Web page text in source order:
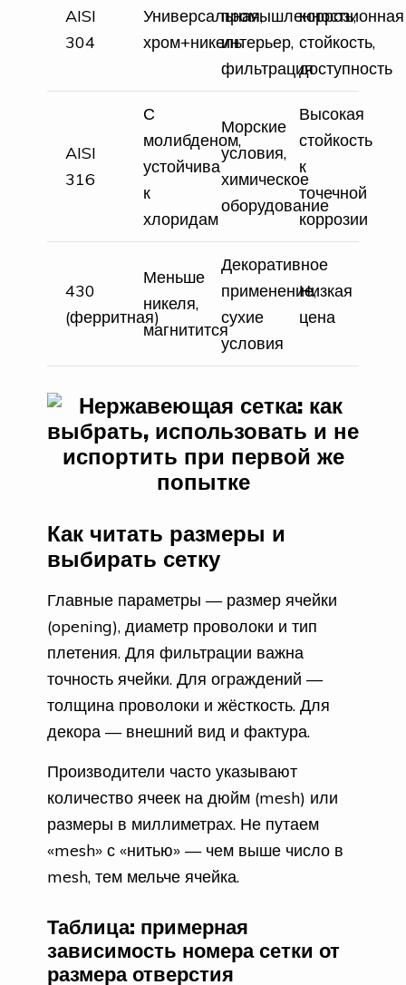
AISI
304
Универсальная,
хром+никель
промышленность,
интерьер,
фильтрация
коррозионная
стойкость,
доступность
AISI
316
С
молибденом,
устойчива
к
хлоридам
Морские
условия,
химическое
оборудование
Высокая
стойкость
к
точечной
коррозии
430
(ферритная)
Меньше
никеля,
магнитится
Декоративное
применение,
сухие
условия
Низкая
цена
Как читать размеры и
выбирать сетку
Главные параметры — размер ячейки
(opening), диаметр проволоки и тип
плетения. Для фильтрации важна
точность ячейки. Для ограждений —
толщина проволоки и жёсткость. Для
декора — внешний вид и фактура.
Производители часто указывают
количество ячеек на дюйм (mesh) или
размеры в миллиметрах. Не путаем
«mesh» с «нитью» — чем выше число в
mesh, тем мельче ячейка.
Таблица: примерная
зависимость номера сетки от
размера отверстия